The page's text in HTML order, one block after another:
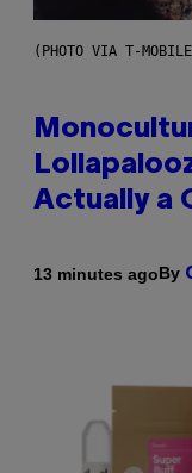
(PHOTO VIA T-
Actually a
13 minutes agoBy